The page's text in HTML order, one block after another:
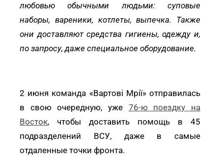
любовью обычными людьми: суповые
наборы, вареники, котлеты, выпечка. Также
они доставляют средства гигиены, одежду и,
по запросу, даже специальное оборудование.
2 июня команда «Вартові Мрії» отправилась
в свою очередную, уже 76-ю поездку на
Восток, чтобы доставить помощь в 45
подразделений ВСУ, даже в самые
отдаленные точки фронта.